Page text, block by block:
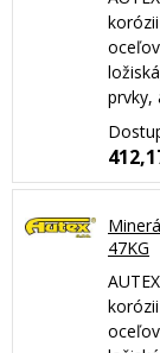
prvky,
47KG